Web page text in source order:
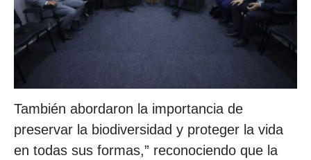
También abordaron la importancia de
preservar la biodiversidad y proteger la vida
en todas sus formas,” reconociendo que la